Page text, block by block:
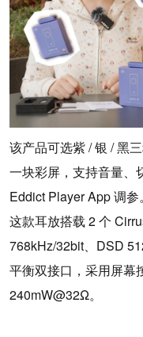
该产品可选紫 / 银 / 黑
一块彩屏，支持音量、
Eddict Player App 调参。
这款耳放搭载 2 个
768kHz/32bit、DSD
平衡双接口，采用屏幕
240mW@32Ω。